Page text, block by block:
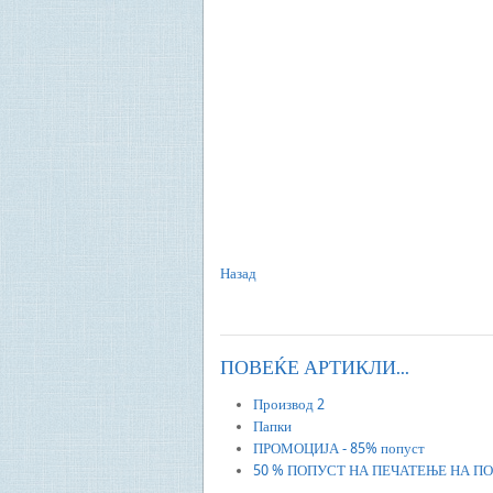
Назад
ПОВЕЌЕ АРТИКЛИ...
Производ 2
Папки
ПРОМОЦИЈА - 85% попуст
50 % ПОПУСТ НА ПЕЧАТЕЊЕ НА